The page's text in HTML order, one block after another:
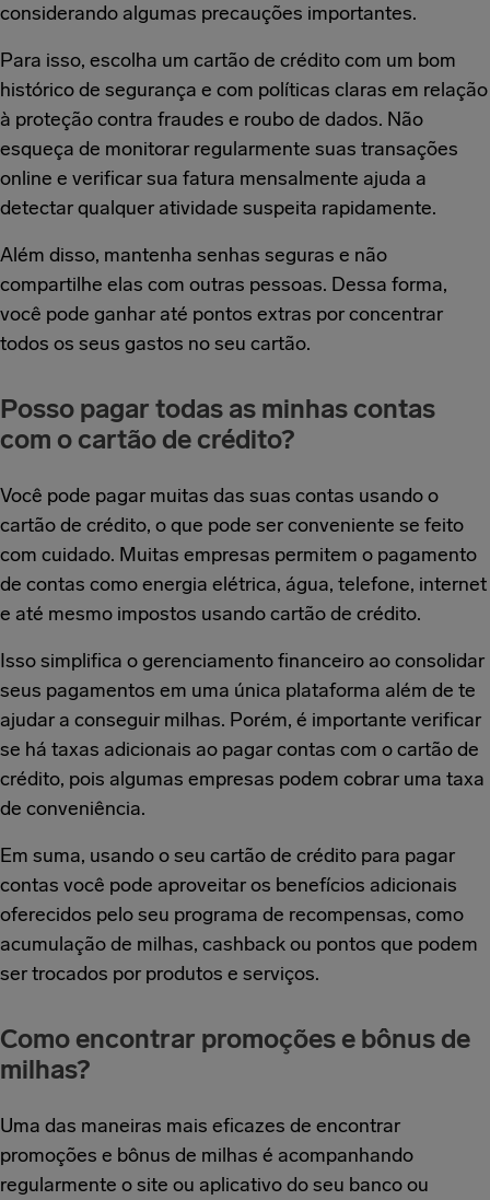
considerando algumas precauções importantes.
Para isso, escolha um cartão de crédito com um bom
histórico de segurança e com políticas claras em relação
à proteção contra fraudes e roubo de dados. Não
esqueça de monitorar regularmente suas transações
online e verificar sua fatura mensalmente ajuda a
detectar qualquer atividade suspeita rapidamente.
Além disso, mantenha senhas seguras e não
compartilhe elas com outras pessoas. Dessa forma,
você pode ganhar até pontos extras por concentrar
todos os seus gastos no seu cartão.
Posso pagar todas as minhas contas
com o cartão de crédito?
Você pode pagar muitas das suas contas usando o
cartão de crédito, o que pode ser conveniente se feito
com cuidado. Muitas empresas permitem o pagamento
de contas como energia elétrica, água, telefone, internet
e até mesmo impostos usando cartão de crédito.
Isso simplifica o gerenciamento financeiro ao consolidar
seus pagamentos em uma única plataforma além de te
ajudar a conseguir milhas. Porém, é importante verificar
se há taxas adicionais ao pagar contas com o cartão de
crédito, pois algumas empresas podem cobrar uma taxa
de conveniência.
Em suma, usando o seu cartão de crédito para pagar
contas você pode aproveitar os benefícios adicionais
oferecidos pelo seu programa de recompensas, como
acumulação de milhas, cashback ou pontos que podem
ser trocados por produtos e serviços.
Como encontrar promoções e bônus de
milhas?
Uma das maneiras mais eficazes de encontrar
promoções e bônus de milhas é acompanhando
regularmente o site ou aplicativo do seu banco ou